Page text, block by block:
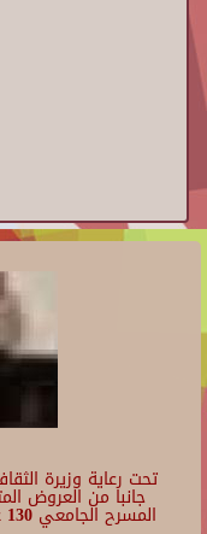
تحت رعاية وزيرة
جانبا من العروض